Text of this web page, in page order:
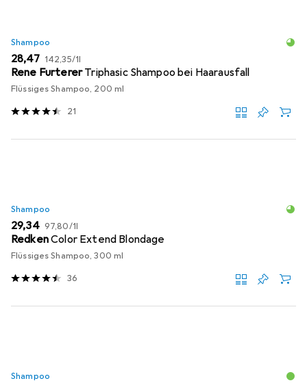
Shampoo
EUR
28,47 EUR
142,35/1l
Rene FurtererTriphasic Shampoo bei Haarausfall
Flüssiges Shampoo, 200 ml
21
Shampoo
EUR
29,34 EUR
97,80/1l
RedkenColor Extend Blondage
Flüssiges Shampoo, 300 ml
36
Shampoo